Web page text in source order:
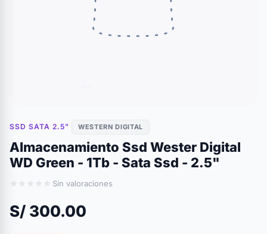
SSD SATA 2.5" WESTERN DIGITAL
Almacenamiento Ssd Wester Digital
WD Green - 1Tb - Sata Ssd - 2.5"
Sin valoraciones
S/ 300.00